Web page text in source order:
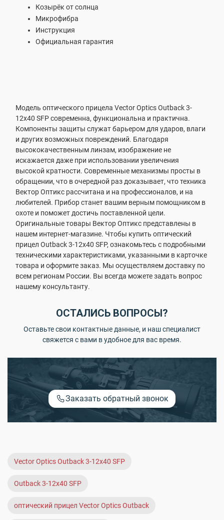
Козырёк от солнца
Микрофибра
Инструкция
Официальная гарантия
Модель оптического прицела Vector Optics Outback 3-
12x40 SFP современна, функциональна и практична.
Компоненты защиты служат барьером для ударов, влаги
и других возможных повреждений. Благодаря
высококачественным линзам, изображение не
искажается даже при использовании увеличения
высокой кратности. Современные механизмы просты в
обращении, что в очередной раз доказывает, что техника
Вектор Оптикс рассчитана и на профессионалов, и на
любителей. Прибор станет вашим верным помощником в
охоте и поможет достичь поставленной цели.
Оригинальные товары Вектор Оптикс представлены в
нашем интернет-магазине. Чтобы купить оптический
прицел Outback 3-12x40 SFP, ознакомьтесь с подробными
техническими характеристиками, указанными в карточке
товара и оформите заказ. Мы осуществляем доставку по
всем регионам России. Вы всегда можете задать вопрос
нашему консультанту.
ОСТАЛИСЬ ВОПРОСЫ?
Оставьте свои контактные данные, и наш специалист
свяжется с вами в удобное для вас время.
Заказать обратный звонок
Vector Optics Outback 3-12x40 SFP
Outback 3-12x40 SFP
оптический прицел Vector Optics Outback